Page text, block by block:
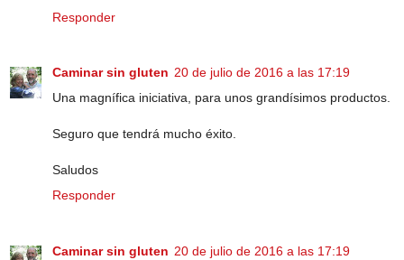
Responder
Caminar sin gluten 20 de julio de 2016 a las 17:19
Una magnífica iniciativa, para unos grandísimos productos.
Seguro que tendrá mucho éxito.
Saludos
Responder
Caminar sin gluten 20 de julio de 2016 a las 17:19